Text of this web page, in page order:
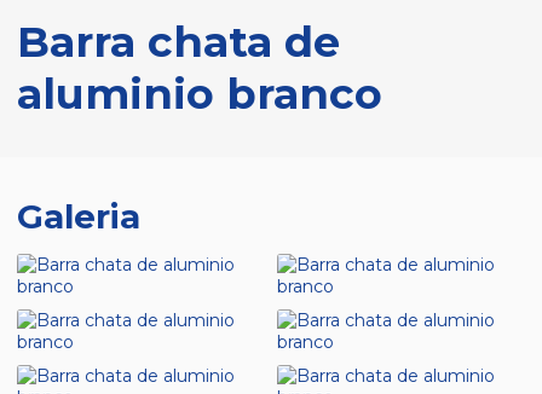
Barra chata de
aluminio branco
Galeria